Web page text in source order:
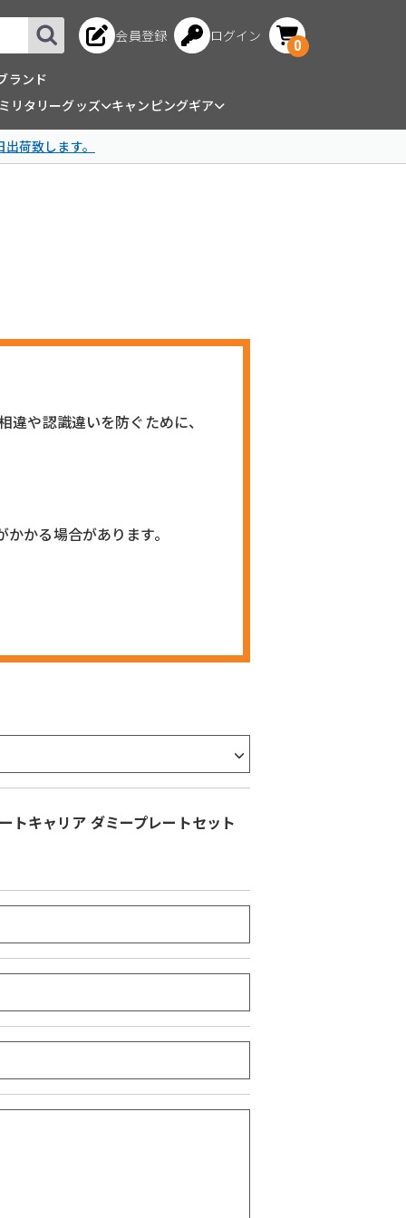
会員登録 ログイン
0
ランド
リタリーグッズ キャンピングギア
荷致します。
や認識違いを防ぐために、
かる場合があります。
キャリア ダミープレートセット